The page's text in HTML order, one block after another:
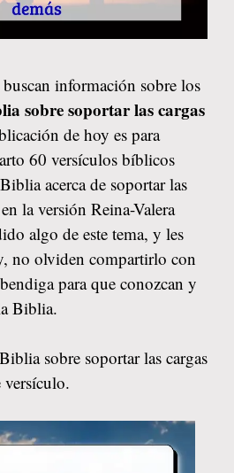
información sobre los
sobre soportar las cargas
de hoy es para
60 versículos bíblicos
acerca de soportar las
la versión Reina-Valera
algo de este tema, y les
no olviden compartirlo con
para que conozcan y
Biblia.
sobre soportar las cargas
versículo.